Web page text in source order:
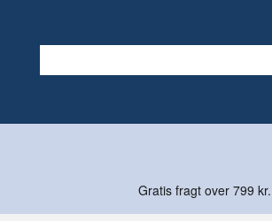
Gratis fragt over 799 kr.